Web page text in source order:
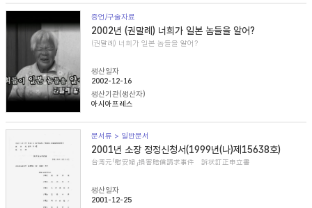
증언/구술자료
2002년 (권말례) 너희가 일본 놈들을 알어?
(권말례) 너희가 일본 놈들을 알어?
생산일자
2002-12-16
생산기관(생산자)
아시아프레스
문서류 > 일반문서
2001년 소장 정정신청서(1999년(나)제15638호)
台湾元「慰安婦」損害賠償請求事件 訴状訂正申立書
생산일자
2001-12-25